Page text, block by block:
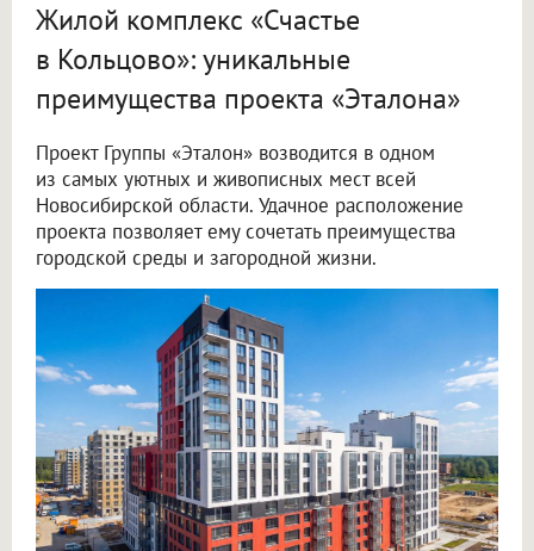
Жилой комплекс «Счастье
в Кольцово»: уникальные
преимущества проекта «Эталона»
Проект Группы «Эталон» возводится в одном
из самых уютных и живописных мест всей
Новосибирской области. Удачное расположение
проекта позволяет ему сочетать преимущества
городской среды и загородной жизни.